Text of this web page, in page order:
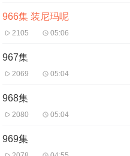
966集 装尼玛呢
2105 05:06
967集
2069 05:04
968集
2080 05:04
969集